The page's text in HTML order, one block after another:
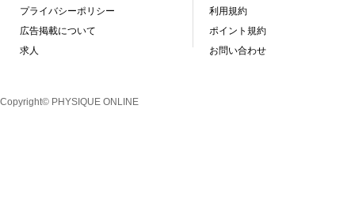
プライバシーポリシー
広告掲載について
求人
利用規約
ポイント規約
お問い合わせ
Copyright© PHYSIQUE ONLINE